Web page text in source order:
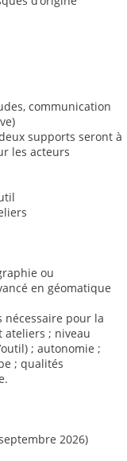
communication
supports seront à
les acteurs
ou
en géomatique
nécessaire pour la
ateliers ; niveau
; autonomie ;
; qualités
2026)